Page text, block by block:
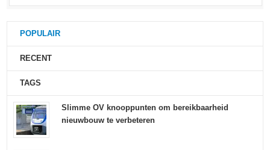
POPULAIR
RECENT
TAGS
Slimme OV knooppunten om bereikbaarheid
nieuwbouw te verbeteren